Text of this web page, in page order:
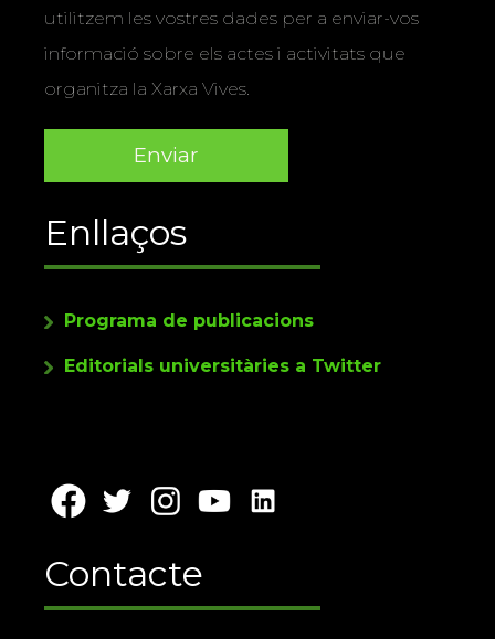
utilitzem les vostres dades per a enviar-vos
informació sobre els actes i activitats que
organitza la Xarxa Vives.
Enllaços
Programa de publicacions
Editorials universitàries a Twitter
Contacte